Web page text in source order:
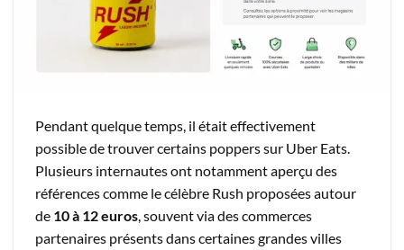
Pendant quelque temps, il était effectivement
possible de trouver certains poppers sur Uber Eats.
Plusieurs internautes ont notamment aperçu des
références comme le célèbre Rush proposées autour
de 10 à 12 euros , souvent via des commerces
partenaires présents dans certaines grandes villes